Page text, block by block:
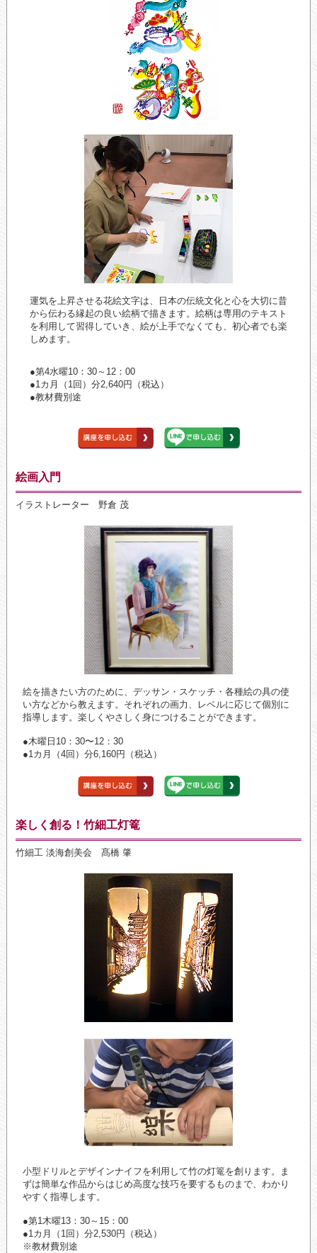
運気を上昇させる花絵文字は、日本の伝統文化と心を大切に昔
から伝わる縁起の良い絵柄で描きます。絵柄は専用のテキスト
を利用して習得していき、絵が上手でなくても、初心者でも楽
しめます。
●第4水曜10：30～12：00
●1カ月（1回）分2,640円（税込）
●教材費別途
絵画入門
イラストレーター 野倉 茂
絵を描きたい方のために、デッサン・スケッチ・各種絵の具の使
い方などから教えます。それぞれの画力、レベルに応じて個別に
指導します。楽しくやさしく身につけることができます。
●木曜日10：30〜12：30
●1カ月（4回）分6,160円（税込）
楽しく創る！竹細工灯篭
竹細工 淡海創美会 髙橋 肇
小型ドリルとデザインナイフを利用して竹の灯篭を創ります。ま
ずは簡単な作品からはじめ高度な技巧を要するものまで、わかり
やすく指導します。
●第1木曜13：30～15：00
●1カ月（1回）分2,530円（税込）
※教材費別途